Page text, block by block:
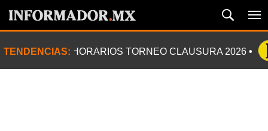
TENDENCIAS: HORARIOS TORNEO CLAUSURA 2026